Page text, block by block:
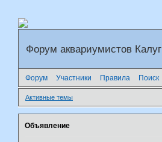
Форум аквариумистов
Форум Участники Правила Поиск
Активные темы
Объявление